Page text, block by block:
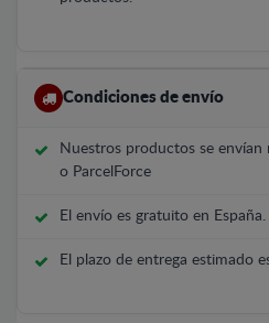
Condiciones de envío
Nuestros productos se envían
o ParcelForce
El envío es gratuito en España.
El plazo de entrega estimado